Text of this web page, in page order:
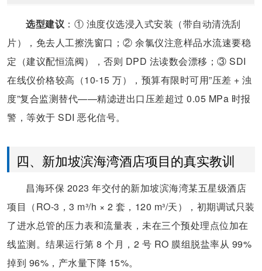
选型建议 ：① 浊度仪选浸入式安装（带自动清洗刮
片），免去人工擦洗窗口；② 余氯仪注意样品水流速要稳
定（建议配恒流阀），否则 DPD 法读数会漂移；③ SDI
在线仪价格较高（10-15 万），预算有限时可用”压差 + 浊
度”复合监测替代——精滤进出口压差超过 0.05 MPa 时报
警，等效于 SDI 恶化信号。
四、新加坡滨海湾酒店项目的真实教训
昌海环保 2023 年交付的新加坡滨海湾某五星级酒店
项目（RO-3，3 m³/h × 2 套，120 m³/天），初期调试只装
了进水总管的压力表和流量表，未在三个预处理点位加在
线监测。结果运行第 8 个月，2 号 RO 膜组脱盐率从 99%
掉到 96%，产水量下降 15%。